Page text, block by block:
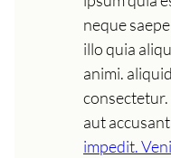
neque
illo quia
animi.
consectetur.
aut
impedit.